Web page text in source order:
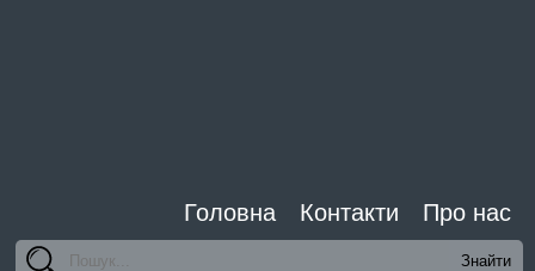
Головна Контакти Про нас